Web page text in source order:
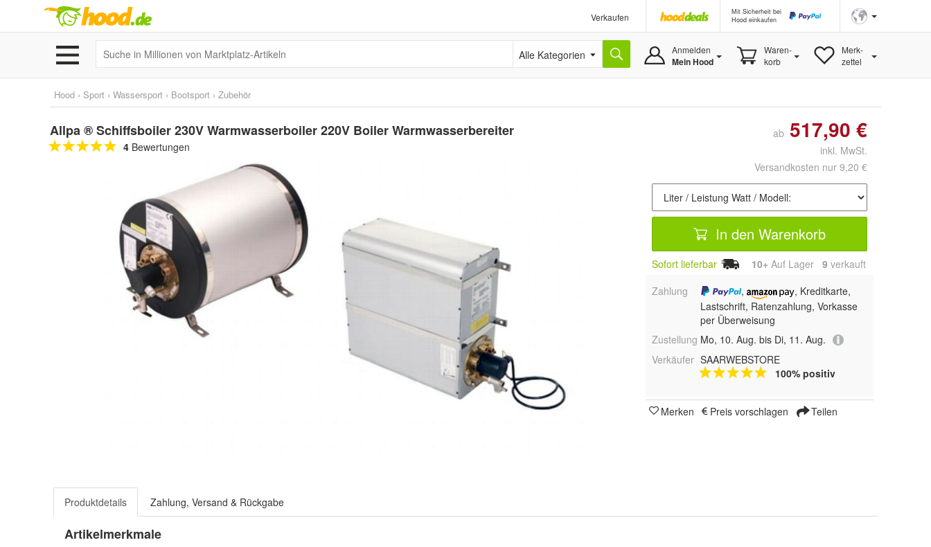
Verkaufen
Mit Sicherheit bei
Hood einkaufen
Alle Kategorien Anmelden
Mein Hood
Waren-
korb
Merk-
zettel
Hood › Sport › Wassersport › Bootsport › Zubehör
Allpa ® Schiffsboiler 230V Warmwasserboiler 220V Boiler Warmwasserbereiter
4 Bewertungen
ab 517,90 €
inkl. MwSt.
Versandkosten nur 9,20 €
In den Warenkorb
Sofort lieferbar 10+ Auf Lager 9 verkauft
Zahlung
,
, Kreditkarte,
Lastschrift, Ratenzahlung, Vorkasse
per Überweisung
Zustellung Mo, 10. Aug. bis Di, 11. Aug.
Verkäufer SAARWEBSTORE
100% positiv
Merken Preis vorschlagen Teilen
Produktdetails Zahlung, Versand & Rückgabe
Artikelmerkmale